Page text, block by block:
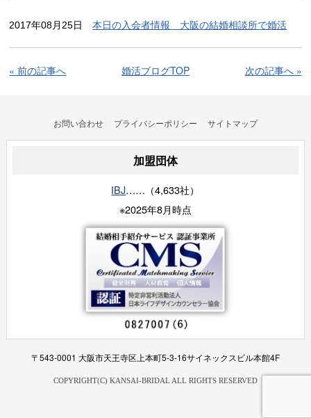
2017年08月25日本日の入会者情報 大阪の結婚相談所で婚活
« 前の記事へ 婚活ブログTOP 次の記事へ »
お問い合わせ プライバシーポリシー サイトマップ
加盟団体
IBJ……（4,633社）
※2025年8月時点
〒543-0001 大阪市天王寺区上本町5-3-16サイネックスビル本館4F
COPYRIGHT(C) KANSAI-BRIDAL ALL RIGHTS RESERVED